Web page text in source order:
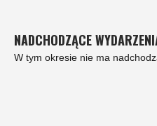
NADCHODZĄCE
W tym okresie nie ma